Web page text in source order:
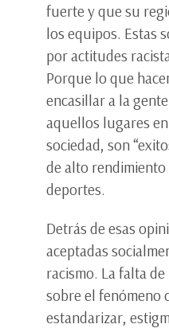
fuerte y que su
los equipos. Estas
por actitudes
Porque lo que
encasillar a la
aquellos lugares
sociedad, son
de alto
deportes.
Detrás de esas
aceptadas
racismo. La falta
sobre el fenómeno
estandarizar,